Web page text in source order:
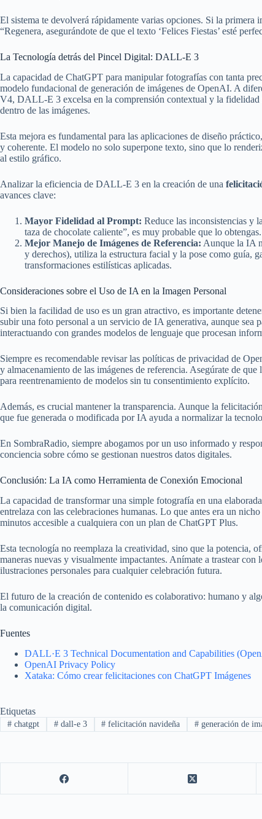
El sistema te devolverá rápidamente varias opciones. Si la
“Regenera, asegurándote de que el texto ‘Felices Fiestas’ esté
La Tecnología detrás del Pincel Digital: DALL-E 3
La capacidad de ChatGPT para manipular fotografías con tanta
modelo fundacional de generación de imágenes de OpenAI. A
V4, DALL-E 3 excelsa en la comprensión contextual y la fidelidad
dentro de las imágenes.
Esta mejora es fundamental para las aplicaciones de diseño
y coherente. El modelo no solo superpone texto, sino que lo
al estilo gráfico.
Analizar la eficiencia de DALL-E 3 en la creación de una
avances clave:
Mayor Fidelidad al Prompt: Reduce las inconsistencias y
taza de chocolate caliente”, es muy probable que lo obtengas.
Mejor Manejo de Imágenes de Referencia: Aunque la IA
y derechos), utiliza la estructura facial y la pose como guía,
transformaciones estilísticas aplicadas.
Consideraciones sobre el Uso de IA en la Imagen Personal
Si bien la facilidad de uso es un gran atractivo, es importante
subir una foto personal a un servicio de IA generativa, aunque
interactuando con grandes modelos de lenguaje que procesan
Siempre es recomendable revisar las políticas de privacidad de
y almacenamiento de las imágenes de referencia. Asegúrate de
para reentrenamiento de modelos sin tu consentimiento explícito.
Además, es crucial mantener la transparencia. Aunque la
que fue generada o modificada por IA ayuda a normalizar la
En SombraRadio, siempre abogamos por un uso informado y
conciencia sobre cómo se gestionan nuestros datos digitales.
Conclusión: La IA como Herramienta de Conexión Emocional
La capacidad de transformar una simple fotografía en una elaborada
entrelaza con las celebraciones humanas. Lo que antes era un
minutos accesible a cualquiera con un plan de ChatGPT Plus.
Esta tecnología no reemplaza la creatividad, sino que la potencia,
maneras nuevas y visualmente impactantes. Anímate a trastear
ilustraciones personales para cualquier celebración futura.
El futuro de la creación de contenido es colaborativo: humano y
la comunicación digital.
Fuentes
DALL·E 3 Technical Documentation and Capabilities
OpenAI Privacy Policy
Xataka: Cómo crear felicitaciones con ChatGPT Imágenes
Etiquetas
#chatgpt #dall-e 3 # felicitación navideña # generación de